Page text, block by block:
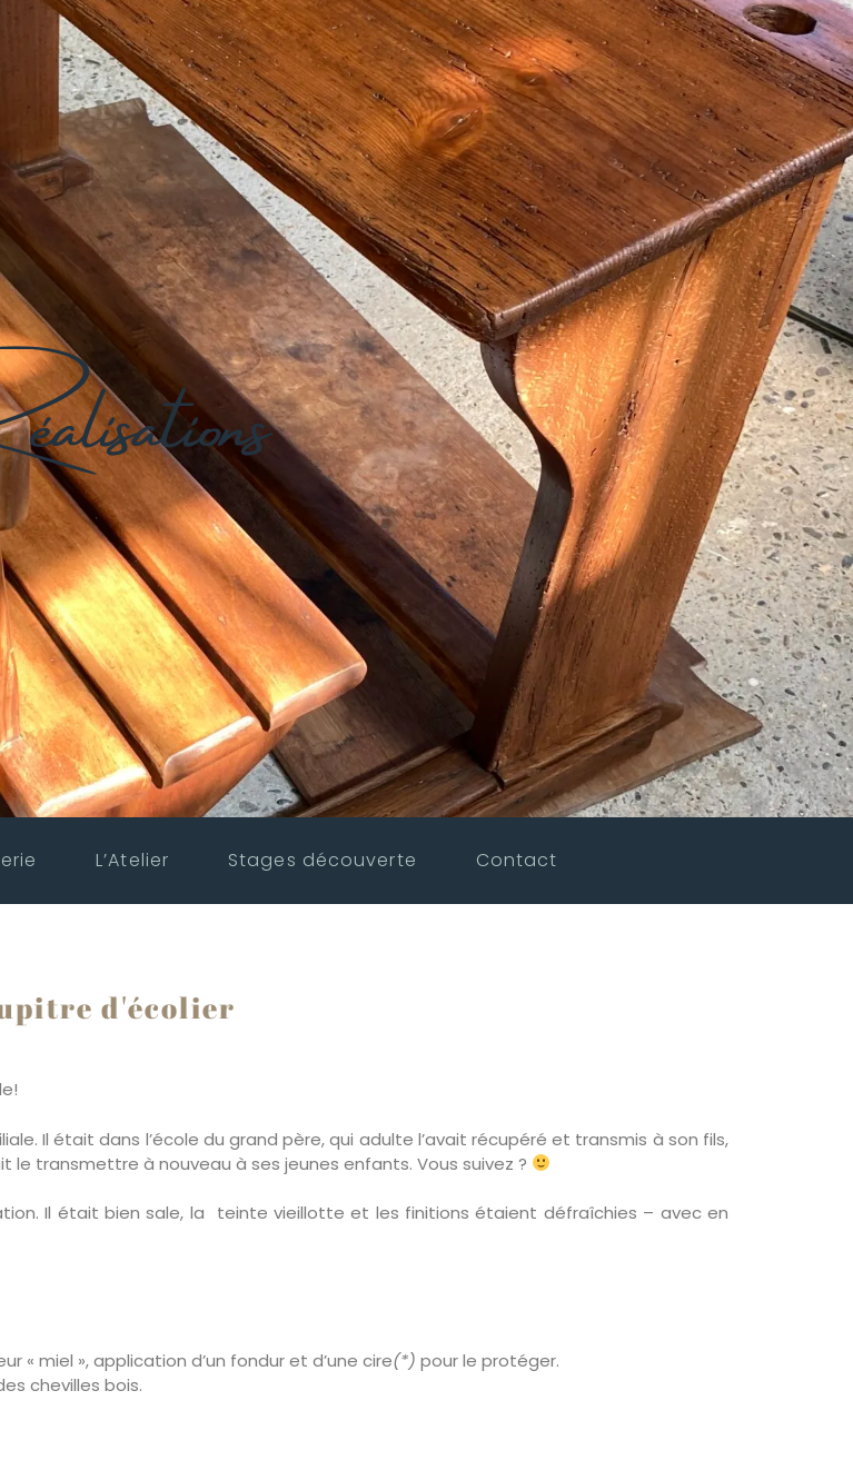
L’Atelier Stages découverte Contact
d'écolier
Il était dans l’école du grand père, qui adulte l’avait récupéré et transmis à son fils,
le transmettre à nouveau à ses jeunes enfants. Vous suivez ?
Il était bien sale, la teinte vieillotte et les finitions étaient défraîchies – avec en
« miel », application d’un fondur et d’une cire(*) pour le protéger.
chevilles bois.